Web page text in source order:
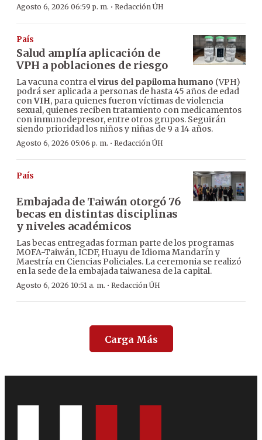
Agosto 6, 2026 06:59 p. m. · Redacción ÚH
País
Salud amplía aplicación de
VPH a poblaciones de riesgo
La vacuna contra elvirus del papiloma humano (VPH)
podrá ser aplicada a personas de hasta 45 años de edad
conVIH, para quienes fueron víctimas de violencia
sexual, quienes reciben tratamiento con medicamentos
con inmunodepresor, entre otros grupos. Seguirán
siendo prioridad los niños y niñas de 9 a 14 años.
Agosto 6, 2026 05:06 p. m. · Redacción ÚH
País
Embajada de Taiwán otorgó 76
becas en distintas disciplinas
y niveles académicos
Las becas entregadas forman parte de los programas
MOFA-Taiwán, ICDF, Huayu de Idioma Mandarín y
Maestría en Ciencias Policiales. La ceremonia se realizó
en la sede de la embajada taiwanesa de la capital.
Agosto 6, 2026 10:51 a. m. · Redacción ÚH
Carga Más